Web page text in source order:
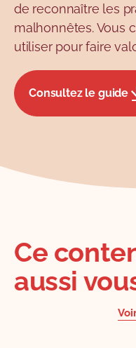
de reconnaître les
malhonnêtes. Vous
utiliser pour faire
Consultez le guide
Ce
aussi